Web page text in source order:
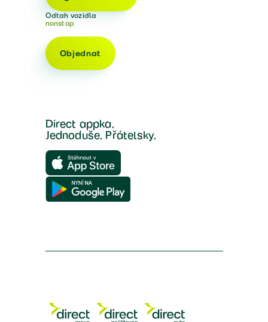
Odtah vozidla
nonstop
Objednat
Direct appka.
Jednoduše. Přátelsky.